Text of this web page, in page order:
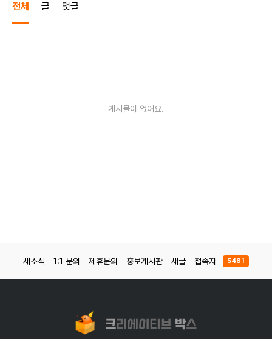
전체 글 댓글
게시물이 없어요.
새소식 1:1 문의 제휴문의 홍보게시판 새글 접속자 5481